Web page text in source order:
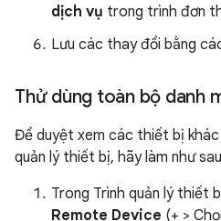
dịch vụ trong trình đơn
Lưu các thay đổi bằng
Thử dùng toàn bộ danh
Để duyệt xem các thiết bị
quản lý thiết bị, hãy làm như
Trong Trình quản lý thiết
Remote Device (+ >